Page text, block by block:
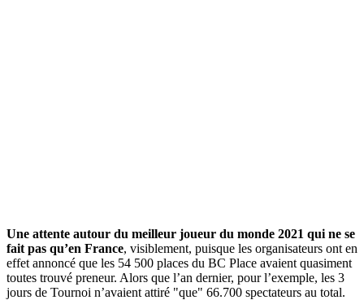
Une attente autour du meilleur joueur du monde 2021 qui ne se
fait pas qu’en France, visiblement, puisque les organisateurs ont en
effet annoncé que les 54 500 places du BC Place avaient quasiment
toutes trouvé preneur. Alors que l’an dernier, pour l’exemple, les 3
jours de Tournoi n’avaient attiré "que" 66.700 spectateurs au total.